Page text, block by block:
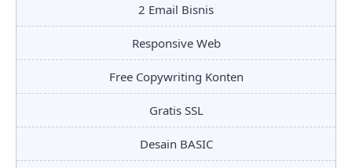
2 Email Bisnis
Responsive Web
Free Copywriting Konten
Gratis SSL
Desain BASIC